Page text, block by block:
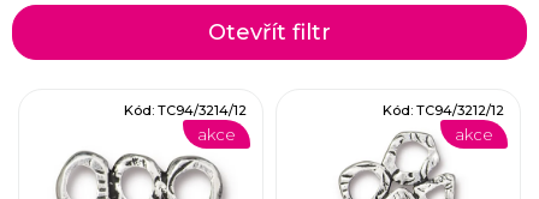
z
Otevřít filtr
akce
Kód: TC94/3214/12
akce
Kód: TC94/3212/12